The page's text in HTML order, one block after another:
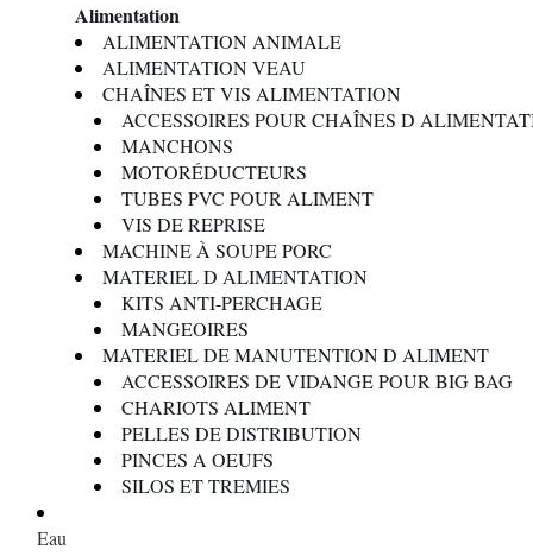
Alimentation
ALIMENTATION ANIMALE
ALIMENTATION VEAU
CHAÎNES ET VIS ALIMENTATION
ACCESSOIRES POUR CHAÎNES D
MANCHONS
MOTORÉDUCTEURS
TUBES PVC POUR ALIMENT
VIS DE REPRISE
MACHINE À SOUPE PORC
MATERIEL D ALIMENTATION
KITS ANTI-PERCHAGE
MANGEOIRES
MATERIEL DE MANUTENTION D ALIMENT
ACCESSOIRES DE VIDANGE POUR BIG BAG
CHARIOTS ALIMENT
PELLES DE DISTRIBUTION
PINCES A OEUFS
SILOS ET TREMIES
Eau